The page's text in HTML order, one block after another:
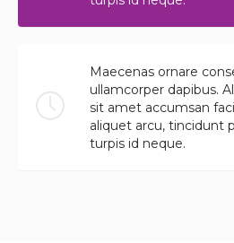
Maecenas ornare
ullamcorper dapibus.
sit amet accumsan
aliquet arcu, tincidunt
turpis id neque.